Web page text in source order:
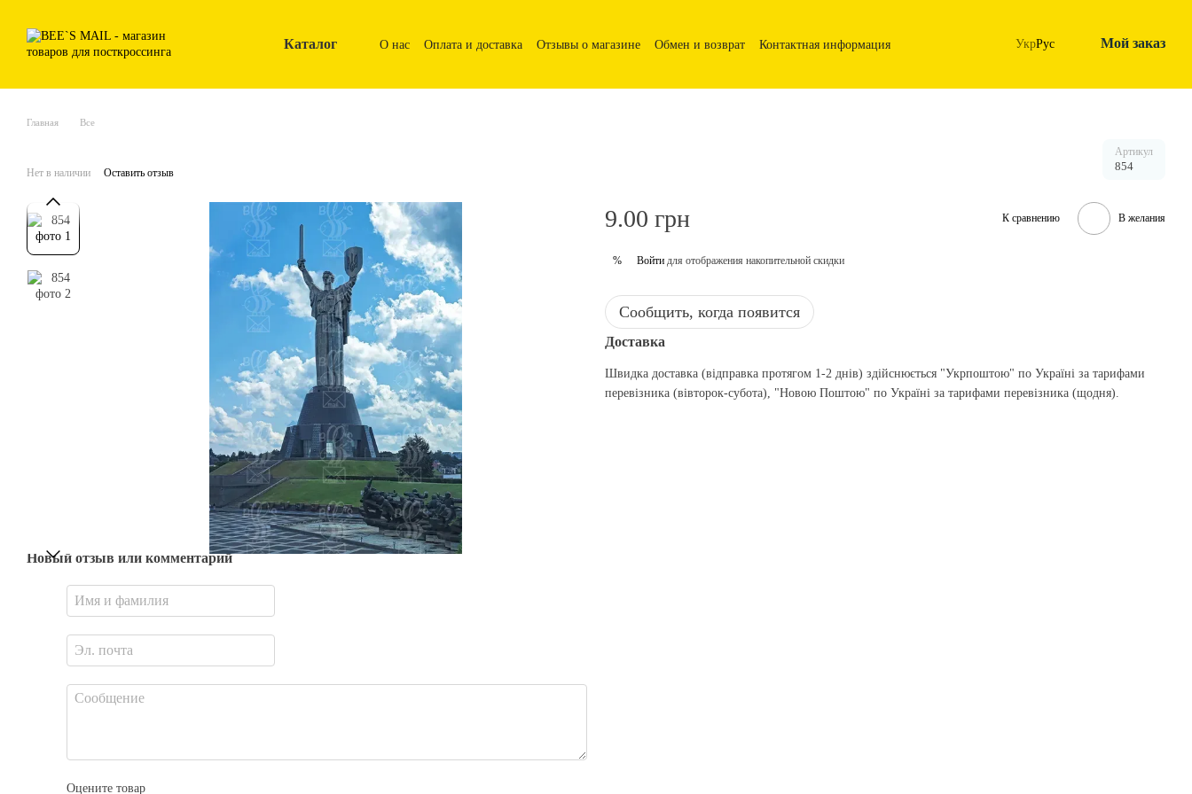
Каталог О нас Оплата и доставка Отзывы о магазине Обмен и возврат Контактная информация УкрРус Мой заказ
Главная Все
Артикул
854
Нет в наличии Оставить отзыв
Новый отзыв или комментарий
Оцените товар
9.00 грн К сравнению В желания
% Войти для отображения накопительной скидки
Сообщить, когда появится
Доставка
Швидка доставка (відправка протягом 1-2 днів) здійснюється "Укрпоштою" по Україні за тарифами
перевізника (вівторок-субота), "Новою Поштою" по Україні за тарифами перевізника (щодня).